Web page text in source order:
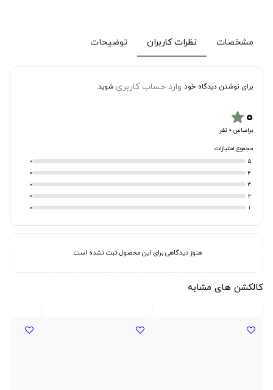
مشخصات نظرات کاربران توضیحات
برای نوشتن دیدگاه خود وارد حساب کاربری شوید.
۰star
براساس 0 نفر
مجموع امتیازات
5
0
4
0
3
0
2
0
1
0
هنوز دیدگاهی برای این محصول ثبت نشده است.
کالکشن های مشابه